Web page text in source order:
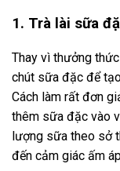
1. Trà lài sữa
Thay vì thưởng
chút sữa đặc để
Cách làm rất đơn
thêm sữa đặc vào
lượng sữa theo sở
đến cảm giác ấm